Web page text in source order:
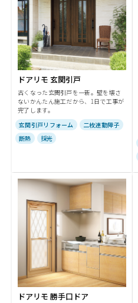
ドアリモ 玄関引戸
古くなった玄関引戸を一新。壁を壊さ
ないかんたん施工だから、1日で工事が
完了します。
玄関引戸リフォーム
二枚連動障子
断熱
採光
ドアリモ 勝手口ドア